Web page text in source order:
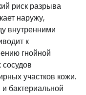
риск разрыва
наружу,
внутренними
к
гнойной
участков кожи.
бактериальной